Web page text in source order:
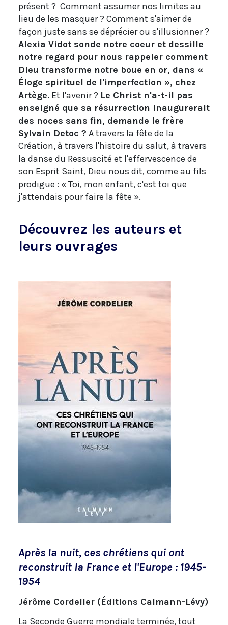
présent ? Comment assumer nos limites au
lieu de les masquer ? Comment s'aimer de
façon juste sans se déprécier ou s'illusionner ?
Alexia Vidot sonde notre coeur et dessille
notre regard pour nous rappeler comment
Dieu transforme notre boue en or, dans «
Éloge spirituel de l'imperfection », chez
Artège. Et l'avenir ? Le Christ n'a-t-il pas
enseigné que sa résurrection inaugurerait
des noces sans fin, demande le frère
Sylvain Detoc ? A travers la fête de la
Création, à travers l'histoire du salut, à travers
la danse du Ressuscité et l'effervescence de
son Esprit Saint, Dieu nous dit, comme au fils
prodigue : « Toi, mon enfant, c'est toi que
j'attendais pour faire la fête ».
Découvrez les auteurs et
leurs ouvrages
Après la nuit, ces chrétiens qui ont
reconstruit la France et l'Europe : 1945-
1954
Jérôme Cordelier (Éditions Calmann-Lévy)
La Seconde Guerre mondiale terminée, tout